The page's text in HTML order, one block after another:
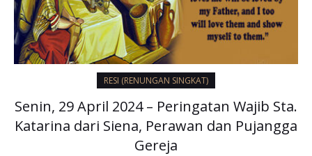
RESI (RENUNGAN SINGKAT)
Senin, 29 April 2024 – Peringatan Wajib Sta.
Katarina dari Siena, Perawan dan Pujangga
Gereja